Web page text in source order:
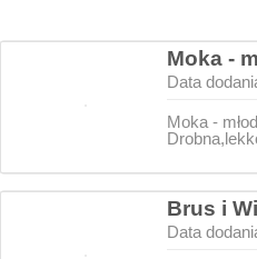
Moka -
Data
Moka -
Brus i
Data